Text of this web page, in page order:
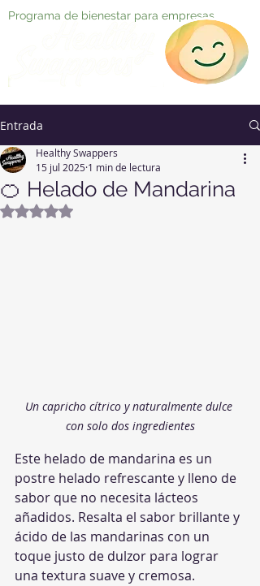
Programa de bienestar para empresas
Entrada
🍊 Helado de Mandarina
Healthy Swappers
15 jul 2025 1 min de lectura
Obtuvo NaN de 5 estrellas.
Un capricho cítrico y naturalmente dulce
con solo dos ingredientes
Este helado de mandarina es un
postre helado refrescante y lleno de
sabor que no necesita lácteos
añadidos. Resalta el sabor brillante y
ácido de las mandarinas con un
toque justo de dulzor para lograr
una textura suave y cremosa.